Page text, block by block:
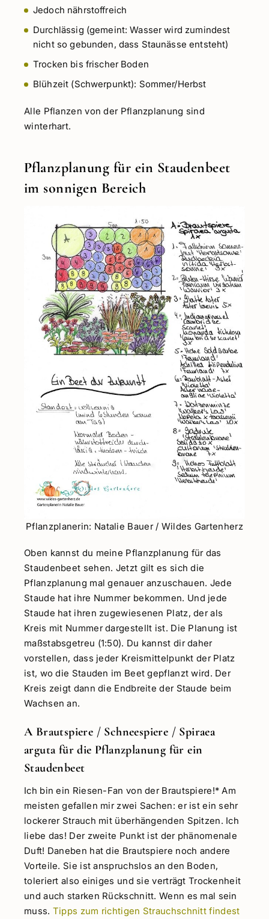
Jedoch nährstoffreich
Durchlässig (gemeint: Wasser wird zumindest
nicht so gebunden, dass Staunässe entsteht)
Trocken bis frischer Boden
Blühzeit (Schwerpunkt): Sommer/Herbst
Alle Pflanzen von der Pflanzplanung sind
winterhart.
Pflanzplanung für ein Staudenbeet
im sonnigen Bereich
Pflanzplanerin: Natalie Bauer / Wildes Gartenherz
Oben kannst du meine Pflanzplanung für das
Staudenbeet sehen. Jetzt gilt es sich die
Pflanzplanung mal genauer anzuschauen. Jede
Staude hat ihre Nummer bekommen. Und jede
Staude hat ihren zugewiesenen Platz, der als
Kreis mit Nummer dargestellt ist. Die Planung ist
maßstabsgetreu (1:50). Du kannst dir daher
vorstellen, dass jeder Kreismittelpunkt der Platz
ist, wo die Stauden im Beet gepflanzt wird. Der
Kreis zeigt dann die Endbreite der Staude beim
Wachsen an.
A Brautspiere / Schneespiere / Spiraea
arguta für die Pflanzplanung für ein
Staudenbeet
Ich bin ein Riesen-Fan von der Brautspiere!* Am
meisten gefallen mir zwei Sachen: er ist ein sehr
lockerer Strauch mit überhängenden Spitzen. Ich
liebe das! Der zweite Punkt ist der phänomenale
Duft! Daneben hat die Brautspiere noch andere
Vorteile. Sie ist anspruchslos an den Boden,
toleriert also einiges und sie verträgt Trockenheit
und auch starken Rückschnitt. Wenn es mal sein
muss. Tipps zum richtigen Strauchschnitt findest